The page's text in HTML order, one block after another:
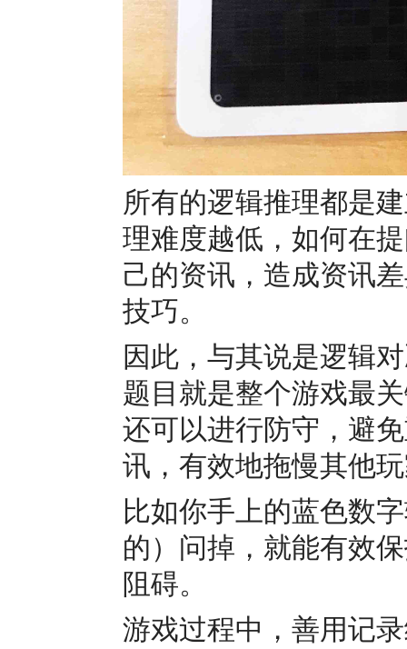
所有的逻辑推理都是
理难度越低，如何在
己的资讯，造成资讯
技巧。
因此，与其说是逻辑
题目就是整个游戏最
还可以进行防守，避
讯，有效地拖慢其他
比如你手上的蓝色数
的）问掉，就能有效
阻碍。
游戏过程中，善用记